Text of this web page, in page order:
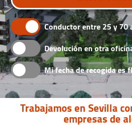
Conductor entre 25 y 70
Devolución en otra
Mi fecha de recogida es
Trabajamos en Sevilla
empresas de